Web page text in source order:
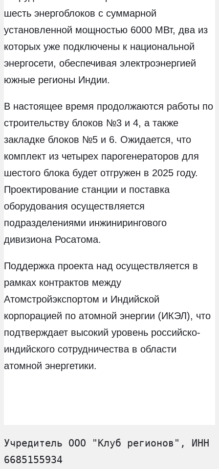
шесть энергоблоков с суммарной
установленной мощностью 6000 МВт, два из
которых уже подключены к национальной
энергосети, обеспечивая электроэнергией
южные регионы Индии.
В настоящее время продолжаются работы по
строительству блоков №3 и 4, а также
закладке блоков №5 и 6. Ожидается, что
комплект из четырех парогенераторов для
шестого блока будет отгружен в 2025 году.
Проектирование станции и поставка
оборудования осуществляется
подразделениями инжинирингового
дивизиона Росатома.
Поддержка проекта над осуществляется в
рамках контрактов между
Атомстройэкспортом и Индийской
корпорацией по атомной энергии (ИКЭЛ), что
подтверждает высокий уровень российско-
индийского сотрудничества в области
атомной энергетики.
Учредитель ООО "Клуб регионов", ИНН
6685155934